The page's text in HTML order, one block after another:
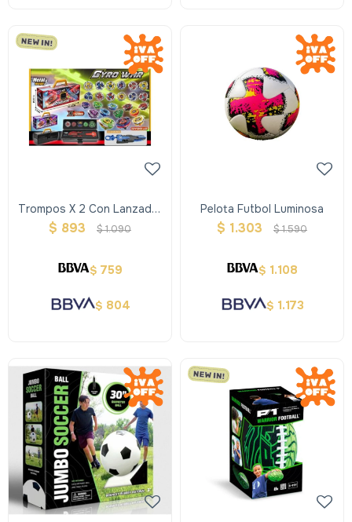
Trompos X 2 Con Lanzador
En Valija
$ 893 $1.090
$ 759
$ 804
Pelota Futbol Luminosa
$ 1.303 $1.590
$ 1.108
$ 1.173